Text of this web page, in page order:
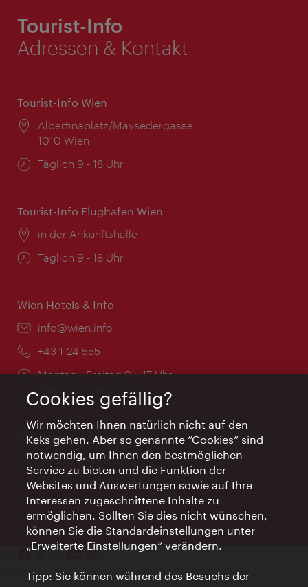
Tourist-Info
Adressen & Kontakt
Tourist-Info Wien
Ort:
Albertinaplatz/Maysedergasse
1010 Wien
Öffnungszeiten:
Täglich 9 - 18 Uhr
Tourist-Info Flughafen Wien
Ort:
in der Ankunftshalle
Öffnungszeiten:
Täglich 9 - 18 Uhr
Wien Hotels & Info
Email:
info@wien.info
Telefon:
+43-1-24 555
Öffnungszeiten:
Montag - Freitag 9 – 17 Uhr
Feiertags geschlossen
AI Concierge Wien
Ort:
concierge.wien.info
Öffnungszeiten:
Informationen rund um die Uhr
Kontakt
Cookies gefällig?
Wir möchten Ihnen natürlich nicht auf den
Keks gehen. Aber so genannte “Cookies” sind
notwendig, um Ihnen den bestmöglichen
Service zu bieten und die Funktion der
Websites und Auswertungen sowie auf Ihre
Interessen zugeschnittene Inhalte zu
ermöglichen. Sollten Sie dies nicht wünschen,
können Sie die Standardeinstellungen unter
„Erweiterte Einstellungen“ verändern.
Tipp: Sie können während des Besuchs der